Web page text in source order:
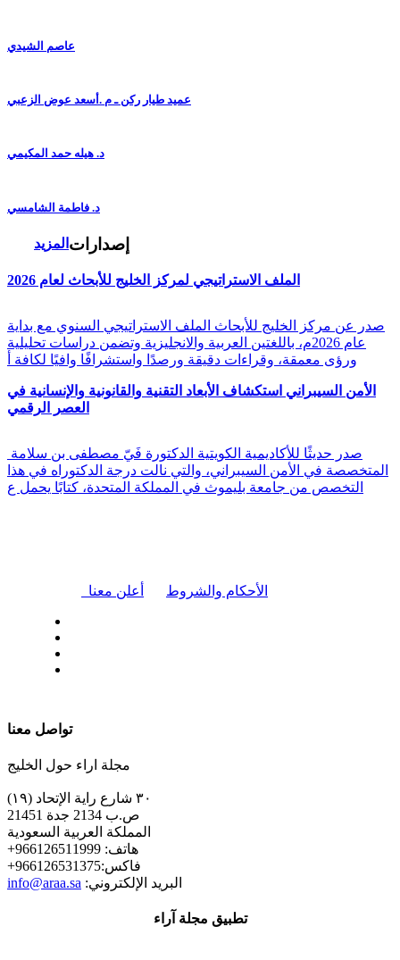
عاصم الشيدي
عميد طيار ركن ـ م .أسعد عوض الزعبي
د. هيله حمد المكيمي
د. فاطمة الشامسي
المزيد إصدارات
الملف الاستراتيجي لمركز الخليج للأبحاث لعام 2026
صدر عن مركز الخليج للأبحاث الملف الاستراتيجي السنوي مع بداية
عام 2026م، باللغتين العربية والانجليزية وتضمن دراسات تحليلية
ورؤى معمقة، وقراءات دقيقة ورصدًا واستشرافًا وافيًا لكافة أ
الأمن السيبراني استكشاف الأبعاد التقنية والقانونية والإنسانية في
العصر الرقمي
المتخصصة في الأمن السيبراني، والتي نالت درجة الدكتوراه في هذا
التخصص من جامعة بليموث في المملكة المتحدة، كتابًا يحمل ع
أعلن معنا الأحكام والشروط
تواصل معنا
مجلة اراء حول الخليج
٣٠ شارع راية الإتحاد (١٩)
ص.ب 2134 جدة 21451
المملكة العربية السعودية
+هاتف: 966126511999
+فاكس:966126531375
info@araa.sa :البريد الإلكتروني
تطبيق مجلة آراء